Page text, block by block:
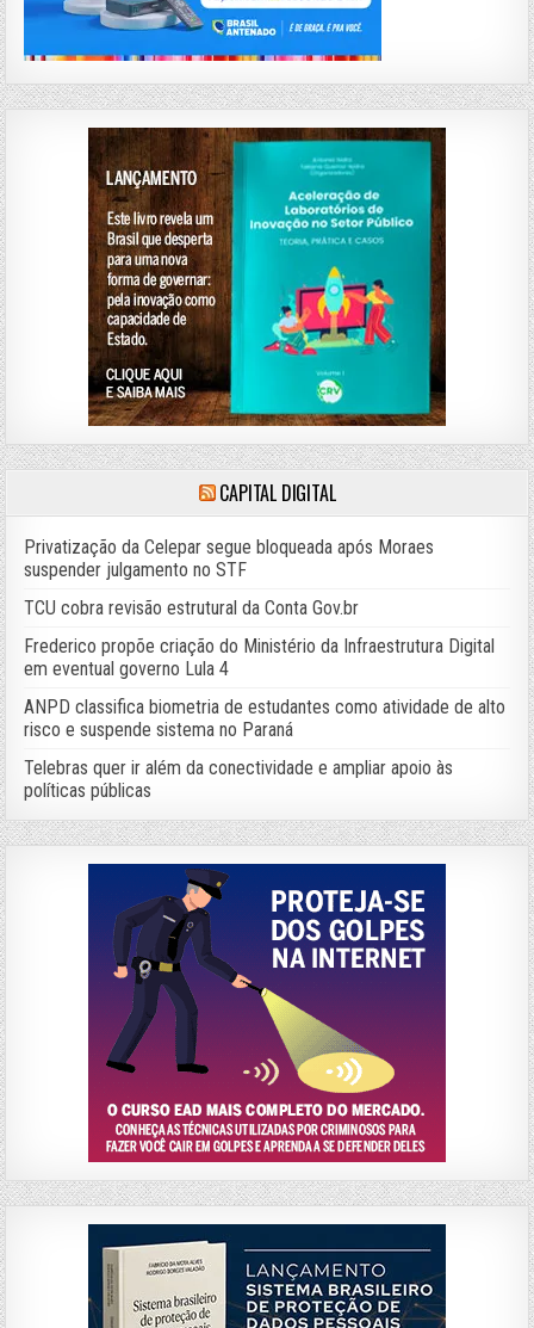
CAPITAL DIGITAL
Privatização da Celepar segue bloqueada após Moraes
suspender julgamento no STF
TCU cobra revisão estrutural da Conta Gov.br
Frederico propõe criação do Ministério da Infraestrutura Digital
em eventual governo Lula 4
ANPD classifica biometria de estudantes como atividade de alto
risco e suspende sistema no Paraná
Telebras quer ir além da conectividade e ampliar apoio às
políticas públicas